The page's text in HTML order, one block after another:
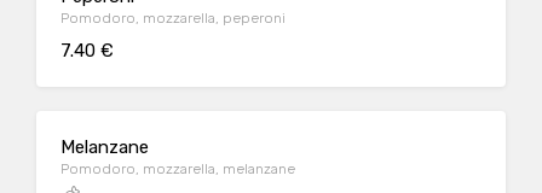
Pomodoro, mozzarella, peperoni
7.40 €
Melanzane
Pomodoro, mozzarella, melanzane